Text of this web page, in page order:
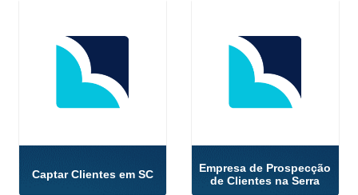
Captar Clientes em SC
Empresa de Prospecção
de Clientes na Serra